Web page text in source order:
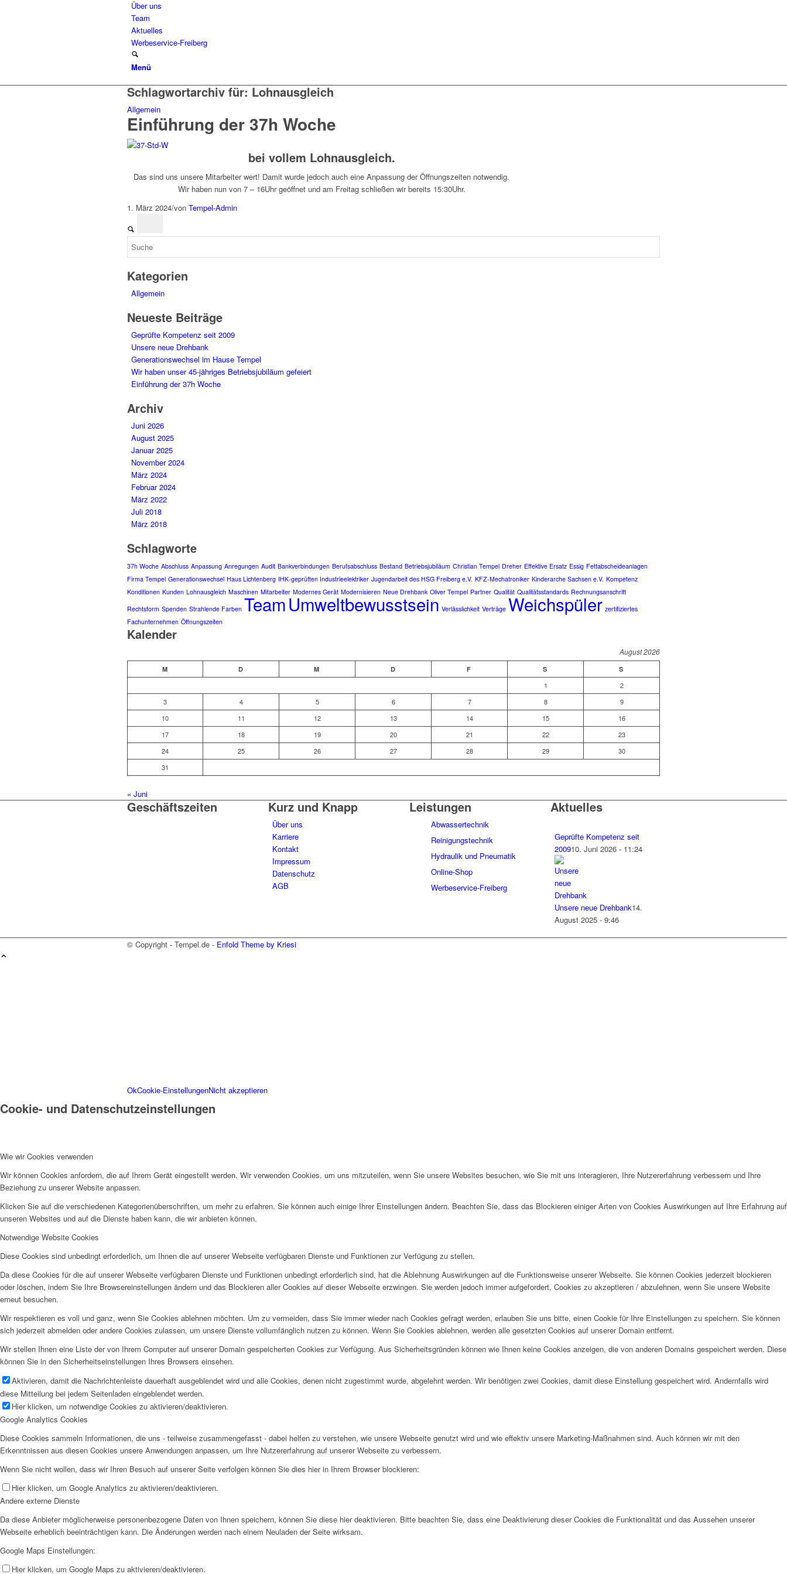
Über uns
Team
Aktuelles
Werbeservice-Freiberg
Menü
Schlagwortarchiv für: Lohnausgleich
Allgemein
Einführung der 37h Woche
bei vollem Lohnausgleich.
Das sind uns unsere Mitarbeiter wert! Damit wurde jedoch auch eine Anpassung der Öffnungszeiten notwendig.
Wir haben nun von 7 – 16Uhr geöffnet und am Freitag schließen wir bereits 15:30Uhr.
1. März 2024/von Tempel-Admin
Kategorien
Allgemein
Neueste Beiträge
Geprüfte Kompetenz seit 2009
Unsere neue Drehbank
Generationswechsel im Hause Tempel
Wir haben unser 45-jähriges Betriebsjubiläum gefeiert
Einführung der 37h Woche
Archiv
Juni 2026
August 2025
Januar 2025
November 2024
März 2024
Februar 2024
März 2022
Juli 2018
März 2018
Schlagworte
37h Woche Abschluss Anpassung Anregungen Audit Bankverbindungen Berufsabschluss Bestand Betriebsjubiläum Christian Tempel Dreher Effektive Ersatz Essig Fettabscheideanlagen
Firma Tempel Generationswechsel Haus Lichtenberg IHK-geprüften Industrieelektriker Jugendarbeit des HSG Freiberg e.V. KFZ-Mechatroniker Kinderarche Sachsen e.V. Kompetenz
Konditionen Kunden Lohnausgleich Maschinen Mitarbeiter Modernes Gerät Modernisieren Neue Drehbank Oliver Tempel Partner Qualität Qualitätsstandards Rechnungsanschrift
Rechtsform Spenden Strahlende Farben TeamUmweltbewusstsein Verlässlichkeit Verträge Weichspüler zertifiziertes
Fachunternehmen Öffnungszeiten
Kalender
August 2026
M D M D F S S
1
2
3
4 5 6 7 8
9
10
11 12 13 14 15
16
17
18 19 20 21 22
23
24
25 26 27 28 29
30
31
« Juni
Geschäftszeiten Kurz und Knapp
Über uns
Karriere
Kontakt
Impressum
Datenschutz
AGB
Leistungen
Abwassertechnik
Reinigungstechnik
Hydraulik und Pneumatik
Online-Shop
Werbeservice-Freiberg
Aktuelles
Geprüfte Kompetenz seit
200910. Juni 2026 - 11:24
Unsere neue Drehbank14.
August 2025 - 9:46
© Copyright - Tempel.de - Enfold Theme by Kriesi
OkCookie-EinstellungenNicht akzeptieren
Cookie- und Datenschutzeinstellungen
Wie wir Cookies verwenden
Wir können Cookies anfordern, die auf Ihrem Gerät eingestellt werden. Wir verwenden Cookies, um uns mitzuteilen, wenn Sie unsere Websites besuchen, wie Sie mit uns interagieren, Ihre Nutzererfahrung verbessern und Ihre
Beziehung zu unserer Website anpassen.
Klicken Sie auf die verschiedenen Kategorienüberschriften, um mehr zu erfahren. Sie können auch einige Ihrer Einstellungen ändern. Beachten Sie, dass das Blockieren einiger Arten von Cookies Auswirkungen auf Ihre Erfahrung auf
unseren Websites und auf die Dienste haben kann, die wir anbieten können.
Notwendige Website Cookies
Diese Cookies sind unbedingt erforderlich, um Ihnen die auf unserer Webseite verfügbaren Dienste und Funktionen zur Verfügung zu stellen.
Da diese Cookies für die auf unserer Webseite verfügbaren Dienste und Funktionen unbedingt erforderlich sind, hat die Ablehnung Auswirkungen auf die Funktionsweise unserer Webseite. Sie können Cookies jederzeit blockieren
oder löschen, indem Sie Ihre Browsereinstellungen ändern und das Blockieren aller Cookies auf dieser Webseite erzwingen. Sie werden jedoch immer aufgefordert, Cookies zu akzeptieren / abzulehnen, wenn Sie unsere Website
erneut besuchen.
Wir respektieren es voll und ganz, wenn Sie Cookies ablehnen möchten. Um zu vermeiden, dass Sie immer wieder nach Cookies gefragt werden, erlauben Sie uns bitte, einen Cookie für Ihre Einstellungen zu speichern. Sie können
sich jederzeit abmelden oder andere Cookies zulassen, um unsere Dienste vollumfänglich nutzen zu können. Wenn Sie Cookies ablehnen, werden alle gesetzten Cookies auf unserer Domain entfernt.
Wir stellen Ihnen eine Liste der von Ihrem Computer auf unserer Domain gespeicherten Cookies zur Verfügung. Aus Sicherheitsgründen können wie Ihnen keine Cookies anzeigen, die von anderen Domains gespeichert werden. Diese
können Sie in den Sicherheitseinstellungen Ihres Browsers einsehen.
Aktivieren, damit die Nachrichtenleiste dauerhaft ausgeblendet wird und alle Cookies, denen nicht zugestimmt wurde, abgelehnt werden. Wir benötigen zwei Cookies, damit diese Einstellung gespeichert wird. Andernfalls wird
diese Mitteilung bei jedem Seitenladen eingeblendet werden.
Hier klicken, um notwendige Cookies zu aktivieren/deaktivieren.
Google Analytics Cookies
Diese Cookies sammeln Informationen, die uns - teilweise zusammengefasst - dabei helfen zu verstehen, wie unsere Webseite genutzt wird und wie effektiv unsere Marketing-Maßnahmen sind. Auch können wir mit den
Erkenntnissen aus diesen Cookies unsere Anwendungen anpassen, um Ihre Nutzererfahrung auf unserer Webseite zu verbessern.
Wenn Sie nicht wollen, dass wir Ihren Besuch auf unserer Seite verfolgen können Sie dies hier in Ihrem Browser blockieren:
Hier klicken, um Google Analytics zu aktivieren/deaktivieren.
Andere externe Dienste
Da diese Anbieter möglicherweise personenbezogene Daten von Ihnen speichern, können Sie diese hier deaktivieren. Bitte beachten Sie, dass eine Deaktivierung dieser Cookies die Funktionalität und das Aussehen unserer
Webseite erheblich beeinträchtigen kann. Die Änderungen werden nach einem Neuladen der Seite wirksam.
Google Maps Einstellungen:
Hier klicken, um Google Maps zu aktivieren/deaktivieren.